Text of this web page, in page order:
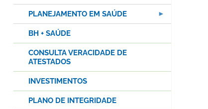
PLANEJAMENTO EM SAÚDE
BH + SAÚDE
CONSULTA VERACIDADE DE
ATESTADOS
INVESTIMENTOS
PLANO DE INTEGRIDADE